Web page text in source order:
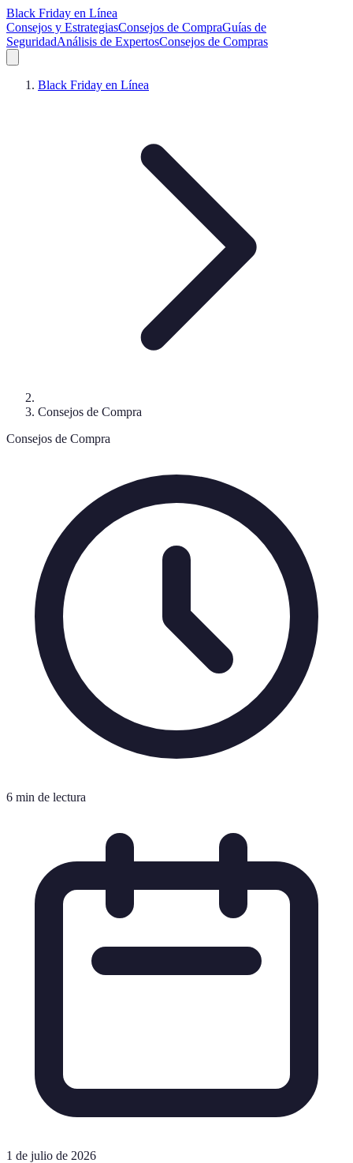
Black Friday en Línea
Consejos y EstrategiasConsejos de CompraGuías de
SeguridadAnálisis de ExpertosConsejos de Compras
Black Friday en Línea
Consejos de Compra
Consejos de Compra
6 min de lectura
1 de julio de 2026